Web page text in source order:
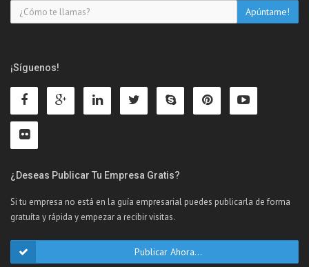
¡Síguenos!
¿Deseas Publicar Tu Empresa Gratis?
Si tu empresa no está en la guía empresarial puedes publicarla de forma
gratuíta y rápida y empezar a recibir visitas.
Publicar Ahora...